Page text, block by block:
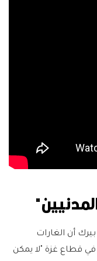
أن الغارات
في قطاع غزة "لا يمكن